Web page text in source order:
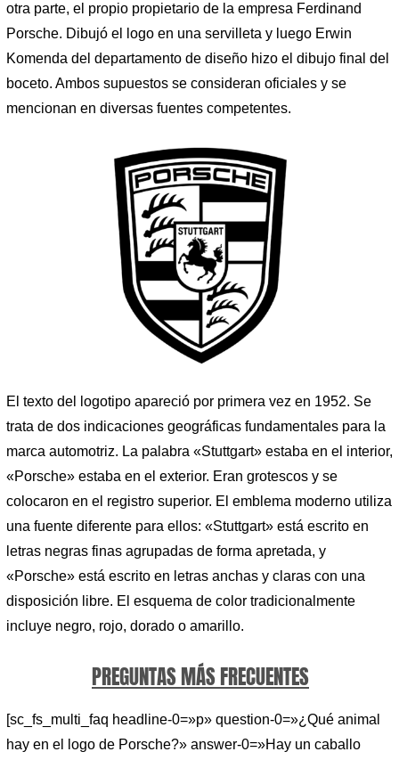
otra parte, el propio propietario de la empresa Ferdinand
Porsche. Dibujó el logo en una servilleta y luego Erwin
Komenda del departamento de diseño hizo el dibujo final del
boceto. Ambos supuestos se consideran oficiales y se
mencionan en diversas fuentes competentes.
El texto del logotipo apareció por primera vez en 1952. Se
trata de dos indicaciones geográficas fundamentales para la
marca automotriz. La palabra «Stuttgart» estaba en el interior,
«Porsche» estaba en el exterior. Eran grotescos y se
colocaron en el registro superior. El emblema moderno utiliza
una fuente diferente para ellos: «Stuttgart» está escrito en
letras negras finas agrupadas de forma apretada, y
«Porsche» está escrito en letras anchas y claras con una
disposición libre. El esquema de color tradicionalmente
incluye negro, rojo, dorado o amarillo.
PREGUNTAS MÁS FRECUENTES
[sc_fs_multi_faq headline-0=»p» question-0=»¿Qué animal
hay en el logo de Porsche?» answer-0=»Hay un caballo